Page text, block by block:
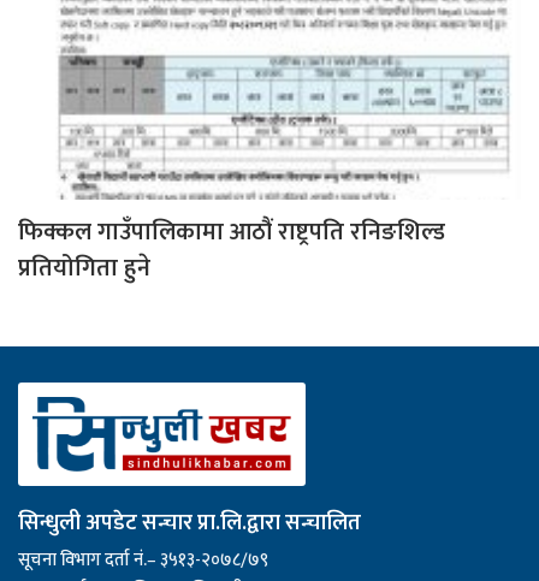
फिक्कल गाउँपालिकामा आठौं राष्ट्रपति रनिङशिल्ड
प्रतियोगिता हुने
सिन्धुली अपडेट सन्चार प्रा.लि.द्वारा सन्चालित
सूचना विभाग दर्ता नं.– ३५१३-२०७८/७९